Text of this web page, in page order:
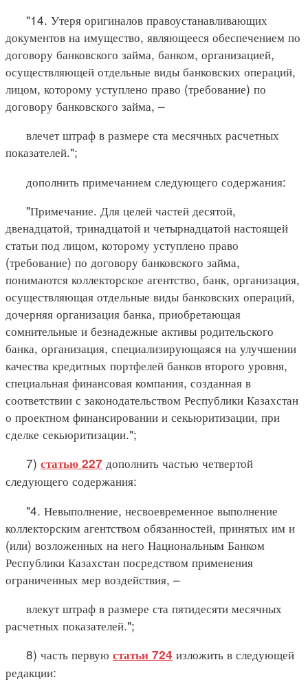
"14. Утеря оригиналов правоустанавливающих
документов на имущество, являющееся обеспечением по
договору банковского займа, банком, организацией,
осуществляющей отдельные виды банковских операций,
лицом, которому уступлено право (требование) по
договору банковского займа, –
влечет штраф в размере ста месячных расчетных
показателей.";
дополнить примечанием следующего содержания:
"Примечание. Для целей частей десятой,
двенадцатой, тринадцатой и четырнадцатой настоящей
статьи под лицом, которому уступлено право
(требование) по договору банковского займа,
понимаются коллекторское агентство, банк, организация,
осуществляющая отдельные виды банковских операций,
дочерняя организация банка, приобретающая
сомнительные и безнадежные активы родительского
банка, организация, специализирующаяся на улучшении
качества кредитных портфелей банков второго уровня,
специальная финансовая компания, созданная в
соответствии с законодательством Республики Казахстан
о проектном финансировании и секьюритизации, при
сделке секьюритизации.";
7) статью 227 дополнить частью четвертой
следующего содержания:
"4. Невыполнение, несвоевременное выполнение
коллекторским агентством обязанностей, принятых им и
(или) возложенных на него Национальным Банком
Республики Казахстан посредством применения
ограниченных мер воздействия, –
влекут штраф в размере ста пятидесяти месячных
расчетных показателей.";
8) часть первую статьи 724 изложить в следующей
редакции: